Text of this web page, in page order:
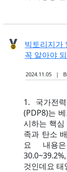
빅토리지가
꼭 알아야
2024.11.05 |
1. 국가전
(PDP8)는
시하는 핵
족과 탄소
요 내용
것인데요 태